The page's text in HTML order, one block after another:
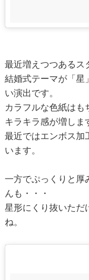
最近増えつつあるス
結婚式テーマが「星
い演出です。
カラフルな色紙はも
キラキラ感が増しま
最近ではエンボス加
います。
一方でぷっくりと厚
んも・・・
星形にくり抜いただ
ね。